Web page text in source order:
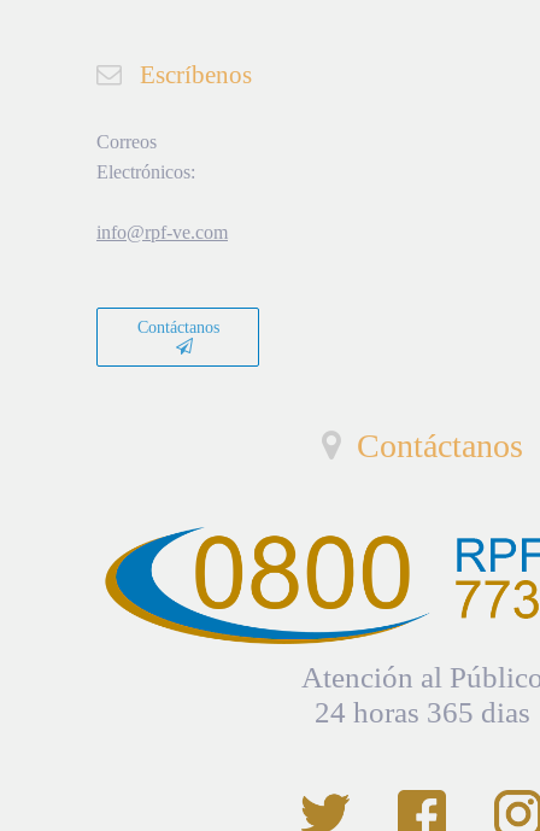
Escríbenos
Correos
Electrónicos:
info@rpf-ve.com
Contáctanos
Contáctanos
Atención al
24 horas 365 dias